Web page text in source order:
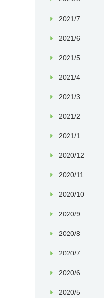
2021/7
2021/6
2021/5
2021/4
2021/3
2021/2
2021/1
2020/12
2020/11
2020/10
2020/9
2020/8
2020/7
2020/6
2020/5